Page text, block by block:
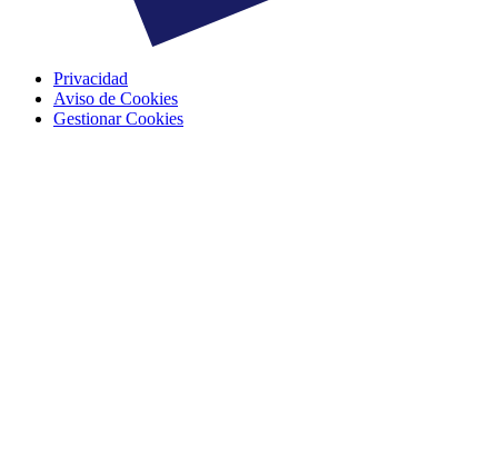
Privacidad
Aviso de Cookies
Gestionar Cookies